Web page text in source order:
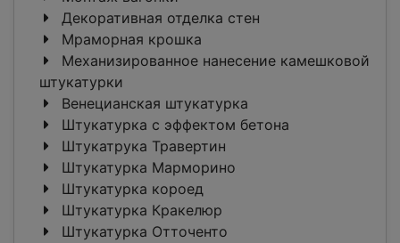
Декоративная отделка стен
Мраморная крошка
Механизированное нанесение камешковой
штукатурки
Венецианская штукатурка
Штукатурка с эффектом бетона
Штукатрука Травертин
Штукатурка Марморино
Штукатурка короед
Штукатурка Кракелюр
Штукатурка Отточенто